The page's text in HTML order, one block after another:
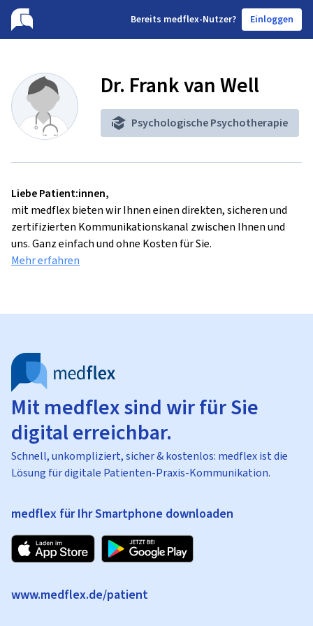
Bereits medflex-Nutzer? Einloggen
Dr. Frank van Well
Psychologische Psychotherapie
Liebe Patient:innen,
mit medflex bieten wir Ihnen einen direkten, sicheren und
zertifizierten Kommunikationskanal zwischen Ihnen und
uns. Ganz einfach und ohne Kosten für Sie.
Mehr erfahren
Mit medflex sind wir für Sie
digital erreichbar.
Schnell, unkompliziert, sicher & kostenlos: medflex ist die
Lösung für digitale Patienten-Praxis-Kommunikation.
medflex für Ihr Smartphone downloaden
www.medflex.de/patient